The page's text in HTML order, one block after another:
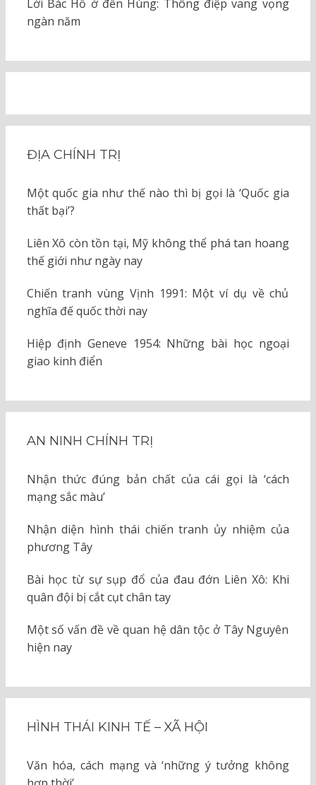
Lời Bác Hồ ở đền Hùng: Thông điệp vang vọng
ngàn năm
ĐỊA CHÍNH TRỊ
Một quốc gia như thế nào thì bị gọi là ‘Quốc gia
thất bại’?
Liên Xô còn tồn tại, Mỹ không thể phá tan hoang
thế giới như ngày nay
Chiến tranh vùng Vịnh 1991: Một ví dụ về chủ
nghĩa đế quốc thời nay
Hiệp định Geneve 1954: Những bài học ngoại
giao kinh điển
AN NINH CHÍNH TRỊ
Nhận thức đúng bản chất của cái gọi là ‘cách
mạng sắc màu’
Nhận diện hình thái chiến tranh ủy nhiệm của
phương Tây
Bài học từ sự sụp đổ của đau đớn Liên Xô: Khi
quân đội bị cắt cụt chân tay
Một số vấn đề về quan hệ dân tộc ở Tây Nguyên
hiện nay
HÌNH THÁI KINH TẾ – XÃ HỘI
Văn hóa, cách mạng và ‘những ý tưởng không